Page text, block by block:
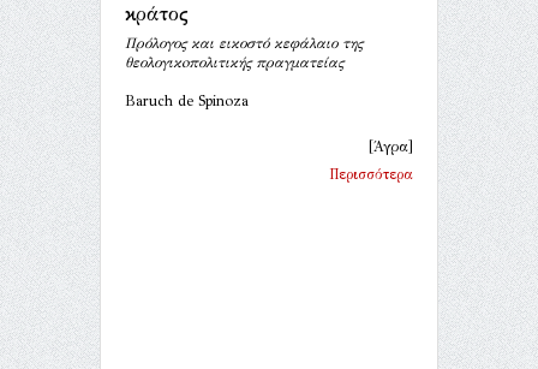
κράτος
Πρόλογος και εικοστό κεφάλαιο της
θεολογικoπολιτικής πραγματείας
Baruch de Spinoza
[Άγρα]
Περισσότερα